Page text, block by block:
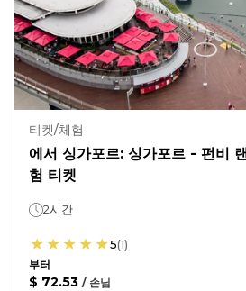
티켓/체험
에서 싱가포르: 싱가포르 - 펀비
험 티켓
2시간
5(1)
부터
$ 72.53 / 손님